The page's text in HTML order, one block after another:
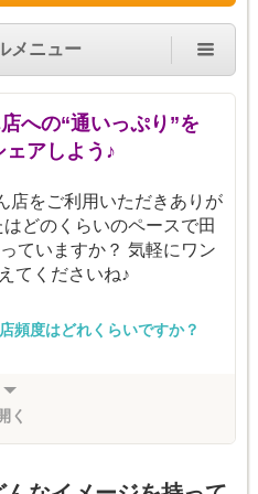
メニュー
への“通いっぷり”を
アしよう♪
店をご利用いただきありが
どのくらいのペースで田
ていますか？ 気軽にワン
てくださいね♪
頻度はどれくらいですか？
く